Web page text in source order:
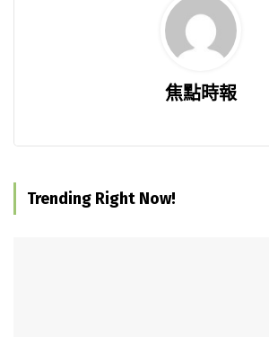
焦點時報
Trending Right Now!